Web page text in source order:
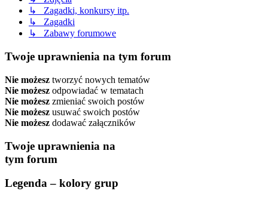
↳ Zagadki, konkursy itp.
↳ Zagadki
↳ Zabawy forumowe
Twoje uprawnienia na tym forum
Nie możesz tworzyć nowych tematów
Nie możesz odpowiadać w tematach
Nie możesz zmieniać swoich postów
Nie możesz usuwać swoich postów
Nie możesz dodawać załączników
Twoje uprawnienia na
tym forum
Legenda – kolory grup